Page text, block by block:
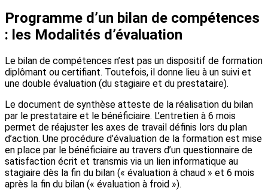
Programme d’un bilan de compétences
: les Modalités d’évaluation
Le bilan de compétences n’est pas un dispositif de formation
diplômant ou certifiant. Toutefois, il donne lieu à un suivi et
une double évaluation (du stagiaire et du prestataire).
Le document de synthèse atteste de la réalisation du bilan
par le prestataire et le bénéficiaire. L’entretien à 6 mois
permet de réajuster les axes de travail définis lors du plan
d’action. Une procédure d’évaluation de la formation est mise
en place par le bénéficiaire au travers d’un questionnaire de
satisfaction écrit et transmis via un lien informatique au
stagiaire dès la fin du bilan (« évaluation à chaud » et 6 mois
après la fin du bilan (« évaluation à froid »).